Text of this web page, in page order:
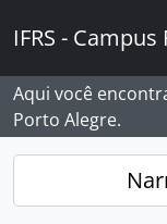
IFRS -
Aqui você
Porto Alegre.